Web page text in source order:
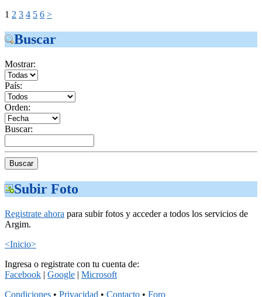
1 2 3 4 5 6 >
Buscar
Mostrar:
País:
Orden:
Buscar:
Subir Foto
Registrate ahora para subir fotos y acceder a todos los servicios de
Argim.
<Inicio>
Ingresa o registrate con tu cuenta de:
Facebook | Google | Microsoft
Condiciones • Privacidad • Contacto • Foro